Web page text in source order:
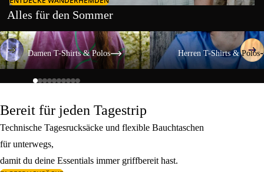
Alles für den Sommer
Damen T-Shirts & Polos
Damen T-Shirts & Polos
Herren T-Shirts & Polos
Herren T-Shirts & Polos
Bereit für jeden Tagestrip
Technische Tagesrucksäcke und flexible Bauchtaschen
für unterwegs,
damit du deine Essentials immer griffbereit hast.